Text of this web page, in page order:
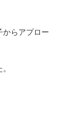
からアプロー